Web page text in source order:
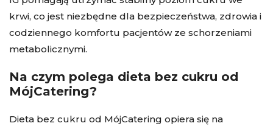
krwi, co jest niezbędne dla bezpieczeństwa, zdrowia i
codziennego komfortu pacjentów ze schorzeniami
metabolicznymi.
Na czym polega dieta bez cukru od
MójCatering?
Dieta bez cukru od MójCatering opiera się na